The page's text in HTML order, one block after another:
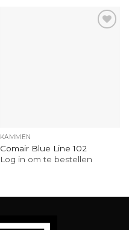
KAMMEN
Comair Blue Line 102
Log in om te bestellen